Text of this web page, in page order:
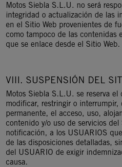
Motos Siebla S.L.U. no será
integridad o actualización de las
en el Sitio Web provenientes de
como tampoco de las contenidas
que se enlace desde el Sitio Web.
VIII. SUSPENSIÓN DEL
Motos Siebla S.L.U. se reserva el
modificar, restringir o interrumpir,
permanente, el acceso, uso,
contenido y/o uso de servicios
notificación, a los USUARIOS
de las disposiciones detalladas,
del USUARIO de exigir
causa.